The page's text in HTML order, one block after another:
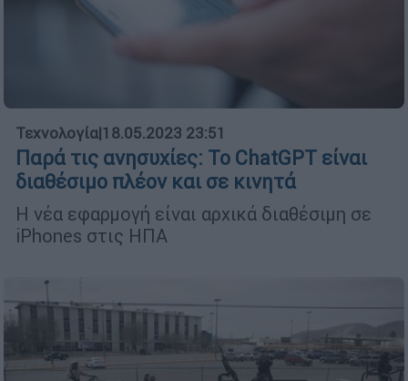
Τεχνολογία|18.05.2023 23:51
Παρά τις ανησυχίες: Το ChatGPT είναι
διαθέσιμο πλέον και σε κινητά
Η νέα εφαρμογή είναι αρχικά διαθέσιμη σε
iPhones στις ΗΠΑ